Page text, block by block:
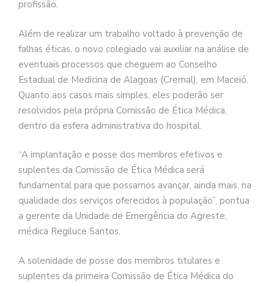
profissão.
Além de realizar um trabalho voltado à prevenção de
falhas éticas, o novo colegiado vai auxiliar na análise de
eventuais processos que cheguem ao Conselho
Estadual de Medicina de Alagoas (Cremal), em Maceió.
Quanto aos casos mais simples, eles poderão ser
resolvidos pela própria Comissão de Ética Médica,
dentro da esfera administrativa do hospital.
“A implantação e posse dos membros efetivos e
suplentes da Comissão de Ética Médica será
fundamental para que possamos avançar, ainda mais, na
qualidade dos serviços oferecidos à população”, pontua
a gerente da Unidade de Emergência do Agreste,
médica Regiluce Santos.
A solenidade de posse dos membros titulares e
suplentes da primeira Comissão de Ética Médica do